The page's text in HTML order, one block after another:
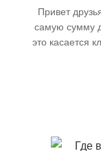
Привет
самую сумму
это касается